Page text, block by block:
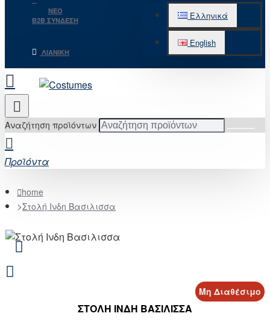
NEO
B2B ΣΥΝΔΕΣΗ
ΛΙΑΝΙΚΉ
Ελληνικά
English
Αναζήτηση προϊόντων
Προϊόντα
home
Στολή Ινδη Βασιλισσα
Μη Διαθέσιμο
ΣΤΟΛΉ ΙΝΔΗ ΒΑΣΙΛΙΣΣΑ